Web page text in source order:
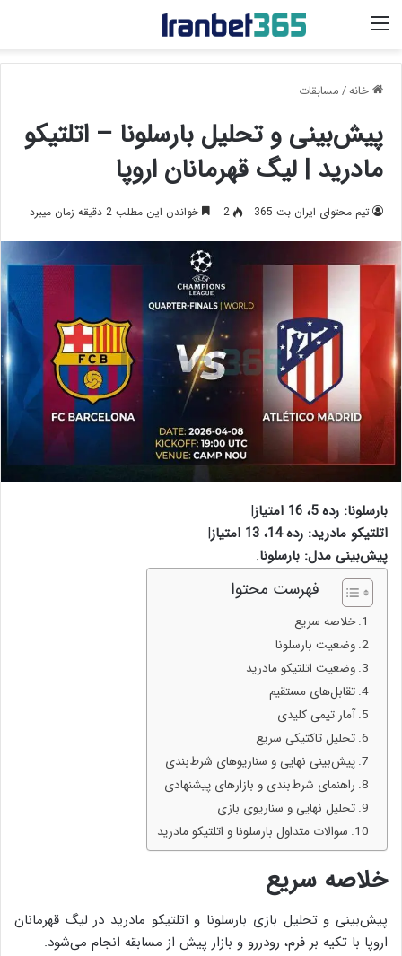
منو
خانه/مسابقات
پیش‌بینی و تحلیل بارسلونا – اتلتیکو
مادرید | لیگ قهرمانان اروپا
تیم محتوای ایران بت 365 2 خواندن این مطلب 2 دقیقه زمان میبرد
بارسلونا: رده 5، 16 امتیاز
|
اتلتیکو مادرید: رده 14، 13 امتیاز
|
پیش‌بینی مدل: بارسلونا.
فهرست محتوا
خلاصه سریع
وضعیت بارسلونا
وضعیت اتلتیکو مادرید
تقابل‌های مستقیم
آمار تیمی کلیدی
تحلیل تاکتیکی سریع
پیش‌بینی نهایی و سناریوهای شرط‌بندی
راهنمای شرط‌بندی و بازار‌های پیشنهادی
تحلیل نهایی و سناریوی بازی
سوالات متداول بارسلونا و اتلتیکو مادرید
خلاصه سریع
پیش‌بینی و تحلیل بازی بارسلونا و اتلتیکو مادرید در لیگ قهرمانان
اروپا با تکیه بر فرم، رودررو و بازار پیش از مسابقه انجام می‌شود.